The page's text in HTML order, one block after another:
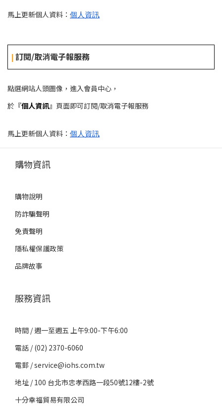
馬上更新個人資料： 個人資訊
訂閱/取消電子報服務
點選網站人頭圖像，進入會員中心，
於 『個人資訊』 頁面即可訂閱/取消電子報服務
馬上更新個人資料： 個人資訊
購物資訊
購物說明
防詐騙聲明
免責聲明
隱私權保護政策
品牌故事
服務資訊
時間 / 週一至週五 上午9:00-下午6:00
電話 / (02) 2370-6060
電郵 / service@iohs.com.tw
地址 / 100 台北市忠孝西路一段50號12樓-2號
十分幸福貿易有限公司